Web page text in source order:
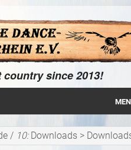
country since 2013!
/ 10: Downloads >